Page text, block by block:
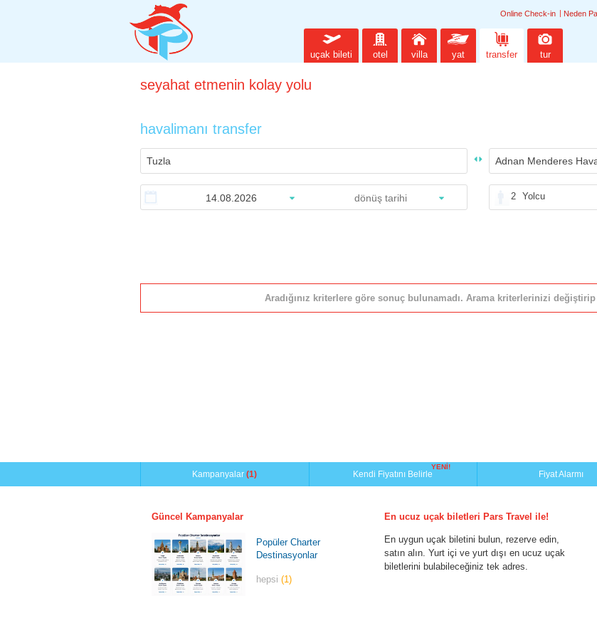
Online Check-in Neden
uçak bileti otel villa yat transfer tur
seyahat etmenin kolay yolu
havalimanı transfer
2 Yolcu
Aradığınız kriterlere göre sonuç bulunamadı. Arama kriterlerinizi
Kampanyalar(1) Kendi Fiyatını Belirle
YENİ!
Fiyat Alarmı
Güncel Kampanyalar
Popüler Charter
Destinasyonlar
hepsi(1)
En ucuz uçak biletleri Pars Travel ile!
En uygun uçak biletini bulun, rezerve edin,
satın alın. Yurt içi ve yurt dışı en ucuz uçak
biletlerini bulabileceğiniz tek adres.